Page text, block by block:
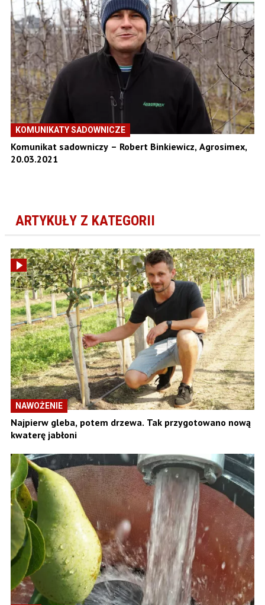
KOMUNIKATY SADOWNICZE
Komunikat sadowniczy – Robert Binkiewicz, Agrosimex,
20.03.2021
ARTYKUŁY Z KATEGORII
NAWOŻENIE
Najpierw gleba, potem drzewa. Tak przygotowano nową
kwaterę jabłoni